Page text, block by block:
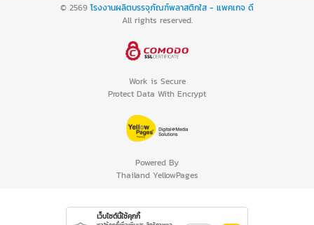
© 2569 โรงงานผลิตบรรจุภัณฑ์พลาสติกใส - แพคเกจ ดี
All rights reserved.
Work is Secure
Protect Data With Encrypt
Powered By
Thailand YellowPages
เว็บไซต์นี้ใช้คุกกี้